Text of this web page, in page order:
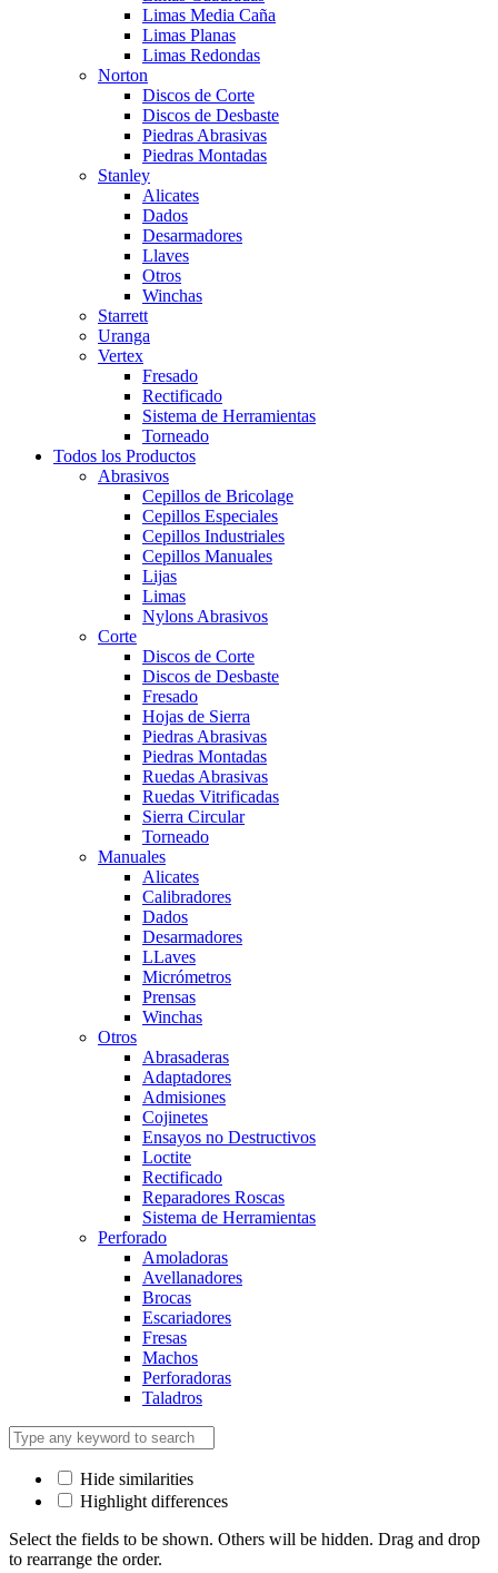
Limas Media Caña
Limas Planas
Limas Redondas
Norton
Discos de Corte
Discos de Desbaste
Piedras Abrasivas
Piedras Montadas
Stanley
Alicates
Dados
Desarmadores
Llaves
Otros
Winchas
Starrett
Uranga
Vertex
Fresado
Rectificado
Sistema de Herramientas
Torneado
Todos los Productos
Abrasivos
Cepillos de Bricolage
Cepillos Especiales
Cepillos Industriales
Cepillos Manuales
Lijas
Limas
Nylons Abrasivos
Corte
Discos de Corte
Discos de Desbaste
Fresado
Hojas de Sierra
Piedras Abrasivas
Piedras Montadas
Ruedas Abrasivas
Ruedas Vitrificadas
Sierra Circular
Torneado
Manuales
Alicates
Calibradores
Dados
Desarmadores
LLaves
Micrómetros
Prensas
Winchas
Otros
Abrasaderas
Adaptadores
Admisiones
Cojinetes
Ensayos no Destructivos
Loctite
Rectificado
Reparadores Roscas
Sistema de Herramientas
Perforado
Amoladoras
Avellanadores
Brocas
Escariadores
Fresas
Machos
Perforadoras
Taladros
Hide similarities
Highlight differences
Select the fields to be shown. Others will be hidden. Drag and drop
to rearrange the order.